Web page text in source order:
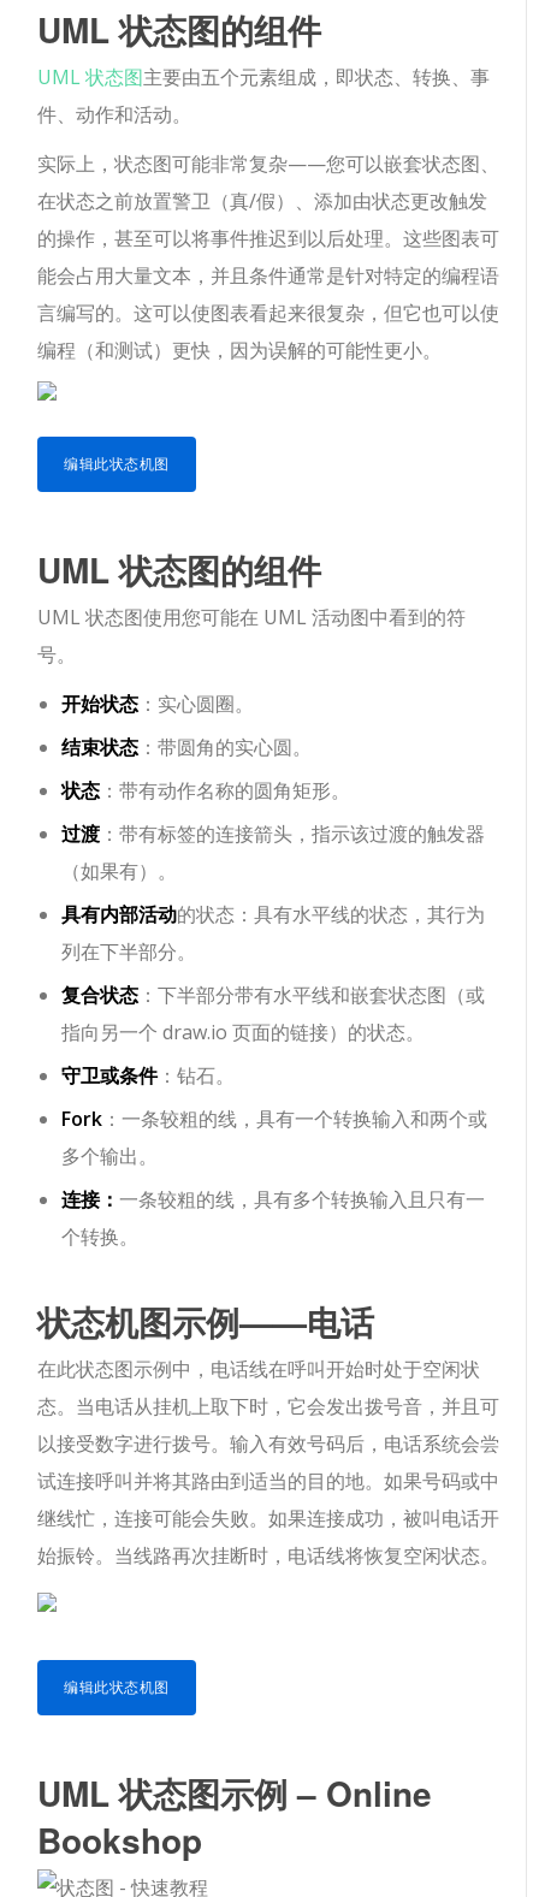
UML 状态图的组件
UML 状态图主要由五个元素组成，即状态、转换、事
件、动作和活动。
实际上，状态图可能非常复杂——您可以嵌套状态图、
在状态之前放置警卫（真/假）、添加由状态更改触发
的操作，甚至可以将事件推迟到以后处理。这些图表可
能会占用大量文本，并且条件通常是针对特定的编程语
言编写的。这可以使图表看起来很复杂，但它也可以使
编程（和测试）更快，因为误解的可能性更小。
编辑此状态机图
UML 状态图的组件
UML 状态图使用您可能在 UML 活动图中看到的符
号。
开始状态 ：实心圆圈。
结束状态 ：带圆角的实心圆。
状态 ：带有动作名称的圆角矩形。
过渡 ：带有标签的连接箭头，指示该过渡的触发器
（如果有）。
具有内部活动的状态：具有水平线的状态，其行为
列在下半部分。
复合状态 ：下半部分带有水平线和嵌套状态图（或
指向另一个 draw.io 页面的链接）的状态。
守卫或条件：钻石。
Fork ：一条较粗的线，具有一个转换输入和两个或
多个输出。
连接：一条较粗的线，具有多个转换输入且只有一
个转换。
状态机图示例——电话
在此状态图示例中，电话线在呼叫开始时处于空闲状
态。当电话从挂机上取下时，它会发出拨号音，并且可
以接受数字进行拨号。输入有效号码后，电话系统会尝
试连接呼叫并将其路由到适当的目的地。如果号码或中
继线忙，连接可能会失败。如果连接成功，被叫电话开
始振铃。当线路再次挂断时，电话线将恢复空闲状态。
编辑此状态机图
UML 状态图示例 – Online
Bookshop